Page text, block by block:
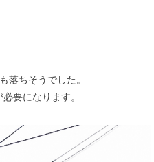
落ちそうでした。
要になります。